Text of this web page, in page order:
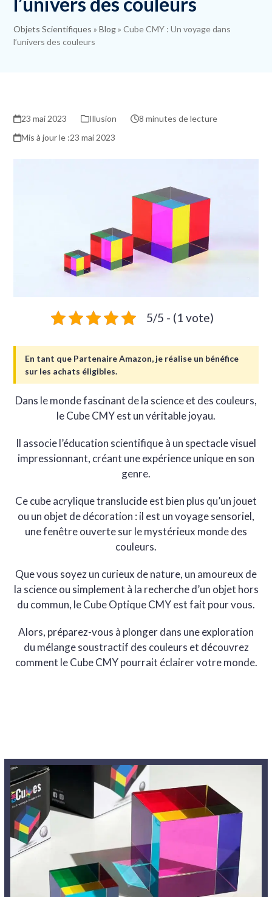
Objets Scientifiques »Blog»Cube CMY : Un voyage dans
l’univers des couleurs
23 mai 2023 Illusion
8 minutes de lecture
23 mai 2023
5/5 - (1 vote)
En tant que Partenaire Amazon, je réalise un bénéfice
sur les achats éligibles.
Dans le monde fascinant de la science et des couleurs,
le Cube CMY est un véritable joyau.
Il associe l’éducation scientifique à un spectacle visuel
impressionnant, créant une expérience unique en son
genre.
Ce cube acrylique translucide est bien plus qu’un jouet
ou un objet de décoration : il est un voyage sensoriel,
une fenêtre ouverte sur le mystérieux monde des
couleurs.
Que vous soyez un curieux de nature, un amoureux de
la science ou simplement à la recherche d’un objet hors
du commun, le Cube Optique CMY est fait pour vous.
Alors, préparez-vous à plonger dans une exploration
du mélange soustractif des couleurs et découvrez
comment le Cube CMY pourrait éclairer votre monde.